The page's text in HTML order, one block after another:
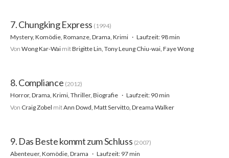
7. Chungking Express (1994)
Mystery, Komödie, Romanze, Drama, Krimi
Laufzeit: 98 min
Von Wong Kar-Wai mitBrigitte Lin, Tony Leung Chiu-wai, Faye Wong
8. Compliance (2012)
Horror, Drama, Krimi, Thriller, Biografie
Laufzeit: 90 min
Von Craig Zobel mitAnn Dowd, Matt Servitto, Dreama Walker
9. Das Beste kommt zum Schluss (2007)
Abenteuer, Komödie, Drama
Laufzeit: 97 min